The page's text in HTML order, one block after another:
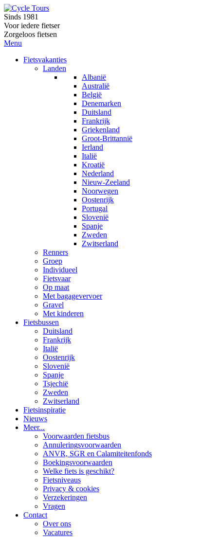
Sinds 1981
Voor iedere fietser
Zorgeloos fietsen
Menu
Fietsvakanties
Landen
Albanië
Australië
België
Denemarken
Duitsland
Frankrijk
Griekenland
Groot-Brittannië
Ierland
Italië
Kroatië
Nederland
Nieuw-Zeeland
Noorwegen
Oostenrijk
Portugal
Slovenië
Spanje
Zweden
Zwitserland
Renners
Groep
Individueel
Fietsvaar
Op maat
Met bagagevervoer
Gravel
Met kinderen
Fietsbussen
Duitsland
Frankrijk
Italië
Oostenrijk
Slovenië
Spanje
Tsjechië
Zweden
Zwitserland
Fietsinspiratie
Nieuws
Meer...
Voorwaarden fietsbus
Annuleringsvoorwaarden
ANVR, SGR en Calamiteitenfonds
Boekingsvoorwaarden
Welke fiets is geschikt?
Fietsniveaus
Privacy & cookies
Verzekeringen
Vragen
Contact
Over ons
Vacatures